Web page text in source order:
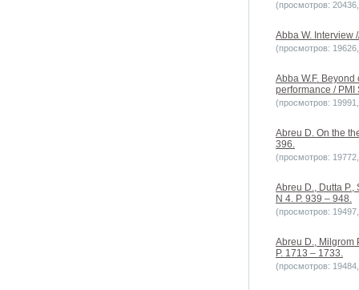
(просмотров:
Abba W. Interview
(просмотров:
Abba W.F.
performance / PMI
(просмотров:
Abreu D. On the
396.
(просмотров:
Abreu D., Dutta
N 4. P. 939 – 948.
(просмотров:
Abreu D., Milgrom
P. 1713 – 1733.
(просмотров: